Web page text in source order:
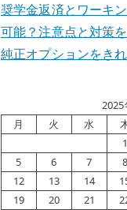
奨学金返済とワーキ
可能？注意点と対策
純正オプションをき
2025
月
火 水
1
5
6 7 8
12
13 14
19
20 21